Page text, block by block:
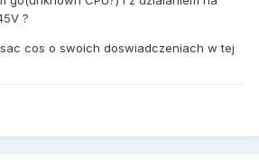
?
cos o swoich doswiadczeniach w tej